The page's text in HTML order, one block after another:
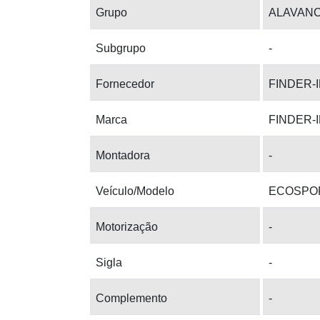
Grupo
Subgrupo -
Fornecedor FINDER-
Marca FINDER-
Montadora -
Veículo/Modelo
Motorização -
Sigla -
Complemento -